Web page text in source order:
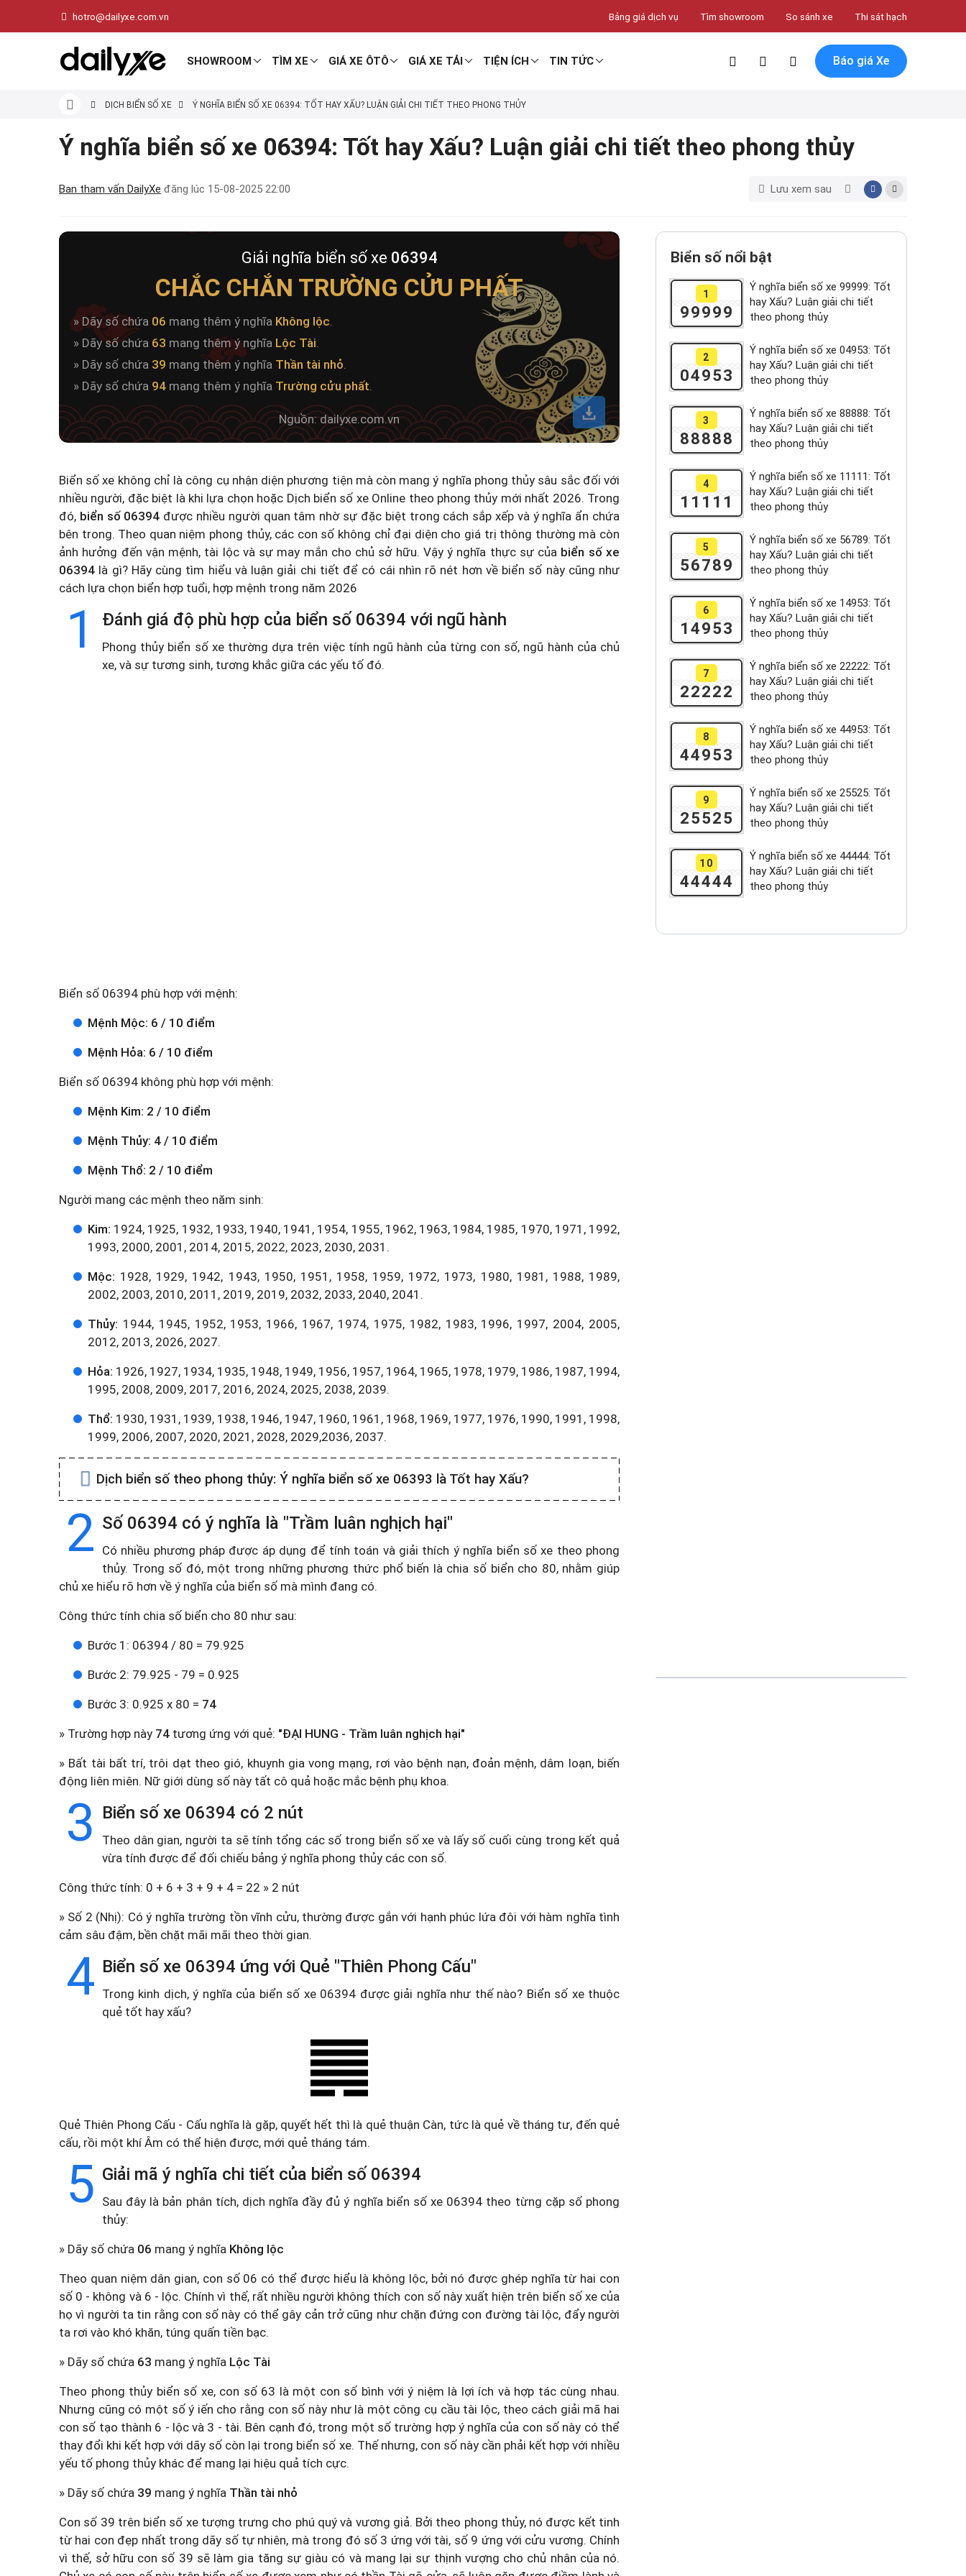
hotro@dailyxe.com.vn Bảng giá dịch vụ Tìm showroom So sánh xe Thi sát hạch
SHOWROOM TÌM XE GIÁ XE ÔTÔ GIÁ XE TẢI TIỆN ÍCH TIN TỨC Báo giá Xe
DỊCH BIỂN SỐ XE Ý NGHĨA BIỂN SỐ XE 06394: TỐT HAY XẤU? LUẬN GIẢI CHI TIẾT THEO PHONG THỦY
Ý nghĩa biển số xe 06394: Tốt hay Xấu? Luận giải chi tiết theo phong thủy
Ban tham vấn DailyXe đăng lúc 15-08-2025 22:00 Lưu xem sau
Giải nghĩa biển số xe 06394
CHẮC CHẮN TRƯỜNG CỬU PHẤT
» Dãy số chứa 06 mang thêm ý nghĩa Không lộc.
» Dãy số chứa 63 mang thêm ý nghĩa Lộc Tài.
» Dãy số chứa 39 mang thêm ý nghĩa Thần tài nhỏ.
» Dãy số chứa 94 mang thêm ý nghĩa Trường cửu phất.
Nguồn: dailyxe.com.vn
Biển số xe không chỉ là công cụ nhận diện phương tiện mà còn mang ý nghĩa phong thủy sâu sắc đối với
nhiều người, đặc biệt là khi lựa chọn hoặc Dịch biển số xe Online theo phong thủy mới nhất 2026. Trong
đó, biển số 06394 được nhiều người quan tâm nhờ sự đặc biệt trong cách sắp xếp và ý nghĩa ẩn chứa
bên trong. Theo quan niệm phong thủy, các con số không chỉ đại diện cho giá trị thông thường mà còn
ảnh hưởng đến vận mệnh, tài lộc và sự may mắn cho chủ sở hữu. Vậy ý nghĩa thực sự của biển số xe
06394 là gì? Hãy cùng tìm hiểu và luận giải chi tiết để có cái nhìn rõ nét hơn về biển số này cũng như
cách lựa chọn biển hợp tuổi, hợp mệnh trong năm 2026
1 Đánh giá độ phù hợp của biển số 06394 với ngũ hành
Phong thủy biển số xe thường dựa trên việc tính ngũ hành của từng con số, ngũ hành của chủ
xe, và sự tương sinh, tương khắc giữa các yếu tố đó.
Biển số 06394 phù hợp với mệnh:
Mệnh Mộc: 6 / 10 điểm
Mệnh Hỏa: 6 / 10 điểm
Biển số 06394 không phù hợp với mệnh:
Mệnh Kim: 2 / 10 điểm
Mệnh Thủy: 4 / 10 điểm
Mệnh Thổ: 2 / 10 điểm
Người mang các mệnh theo năm sinh:
Kim: 1924, 1925, 1932, 1933, 1940, 1941, 1954, 1955, 1962, 1963, 1984, 1985, 1970, 1971, 1992,
1993, 2000, 2001, 2014, 2015, 2022, 2023, 2030, 2031.
Mộc: 1928, 1929, 1942, 1943, 1950, 1951, 1958, 1959, 1972, 1973, 1980, 1981, 1988, 1989,
2002, 2003, 2010, 2011, 2019, 2019, 2032, 2033, 2040, 2041.
Thủy: 1944, 1945, 1952, 1953, 1966, 1967, 1974, 1975, 1982, 1983, 1996, 1997, 2004, 2005,
2012, 2013, 2026, 2027.
Hỏa: 1926, 1927, 1934, 1935, 1948, 1949, 1956, 1957, 1964, 1965, 1978, 1979, 1986, 1987, 1994,
1995, 2008, 2009, 2017, 2016, 2024, 2025, 2038, 2039.
Thổ: 1930, 1931, 1939, 1938, 1946, 1947, 1960, 1961, 1968, 1969, 1977, 1976, 1990, 1991, 1998,
1999, 2006, 2007, 2020, 2021, 2028, 2029,2036, 2037.
Dịch biển số theo phong thủy: Ý nghĩa biển số xe 06393 là Tốt hay Xấu?
2 Số 06394 có ý nghĩa là "Trầm luân nghịch hại"
Có nhiều phương pháp được áp dụng để tính toán và giải thích ý nghĩa biển số xe theo phong
thủy. Trong số đó, một trong những phương thức phổ biến là chia số biển cho 80, nhằm giúp
chủ xe hiểu rõ hơn về ý nghĩa của biển số mà mình đang có.
Công thức tính chia số biển cho 80 như sau:
Bước 1: 06394 / 80 = 79.925
Bước 2: 79.925 - 79 = 0.925
Bước 3: 0.925 x 80 = 74
» Trường hợp này 74 tương ứng với quẻ: "ĐẠI HUNG - Trầm luân nghịch hại"
» Bất tài bất trí, trôi dạt theo gió, khuynh gia vong mạng, rơi vào bệnh nạn, đoản mệnh, dâm loạn, biến
động liên miên. Nữ giới dùng số này tất cô quả hoặc mắc bệnh phụ khoa.
3 Biển số xe 06394 có 2 nút
Theo dân gian, người ta sẽ tính tổng các số trong biển số xe và lấy số cuối cùng trong kết quả
vừa tính được để đối chiếu bảng ý nghĩa phong thủy các con số.
Công thức tính: 0 + 6 + 3 + 9 + 4 = 22 » 2 nút
» Số 2 (Nhị): Có ý nghĩa trường tồn vĩnh cửu, thường được gắn với hạnh phúc lứa đôi với hàm nghĩa tình
cảm sâu đậm, bền chặt mãi mãi theo thời gian.
4 Biển số xe 06394 ứng với Quẻ "Thiên Phong Cấu"
Trong kinh dịch, ý nghĩa của biển số xe 06394 được giải nghĩa như thế nào? Biển số xe thuộc
quẻ tốt hay xấu?
Quẻ Thiên Phong Cấu - Cấu nghĩa là gặp, quyết hết thì là quẻ thuận Càn, tức là quẻ về tháng tư, đến quẻ
cấu, rồi một khí Âm có thể hiện được, mới quẻ tháng tám.
5 Giải mã ý nghĩa chi tiết của biển số 06394
Sau đây là bản phân tích, dịch nghĩa đầy đủ ý nghĩa biển số xe 06394 theo từng cặp số phong
thủy:
» Dãy số chứa 06 mang ý nghĩa Không lộc
Theo quan niệm dân gian, con số 06 có thể được hiểu là không lộc, bởi nó được ghép nghĩa từ hai con
số 0 - không và 6 - lộc. Chính vì thế, rất nhiều người không thích con số này xuất hiện trên biển số xe của
họ vì người ta tin rằng con số này có thể gây cản trở cũng như chặn đứng con đường tài lộc, đẩy người
ta rơi vào khó khăn, túng quấn tiền bạc.
» Dãy số chứa 63 mang ý nghĩa Lộc Tài
Theo phong thủy biển số xe, con số 63 là một con số bình với ý niệm là lợi ích và hợp tác cùng nhau.
Nhưng cũng có một số ý iến cho rằng con số này như là một công cụ cầu tài lộc, theo cách giải mã hai
con số tạo thành 6 - lộc và 3 - tài. Bên cạnh đó, trong một số trường hợp ý nghĩa của con số này có thể
thay đổi khi kết hợp với dãy số còn lại trong biển số xe. Thế nhưng, con số này cần phải kết hợp với nhiều
yếu tố phong thủy khác để mang lại hiệu quả tích cực.
» Dãy số chứa 39 mang ý nghĩa Thần tài nhỏ
Con số 39 trên biển số xe tượng trưng cho phú quý và vương giả. Bởi theo phong thủy, nó được kết tinh
từ hai con đẹp nhất trong dãy số tự nhiên, mà trong đó số 3 ứng với tài, số 9 ứng với cửu vương. Chính
vì thế, sở hữu con số 39 sẽ làm gia tăng sự giàu có và mang lại sự thịnh vượng cho chủ nhân của nó.
Biển số nổi bật
1
99999
Ý nghĩa biển số xe 99999: Tốt
hay Xấu? Luận giải chi tiết
theo phong thủy
2
04953
Ý nghĩa biển số xe 04953: Tốt
hay Xấu? Luận giải chi tiết
theo phong thủy
3
88888
Ý nghĩa biển số xe 88888: Tốt
hay Xấu? Luận giải chi tiết
theo phong thủy
4
11111
Ý nghĩa biển số xe 11111: Tốt
hay Xấu? Luận giải chi tiết
theo phong thủy
5
56789
Ý nghĩa biển số xe 56789: Tốt
hay Xấu? Luận giải chi tiết
theo phong thủy
6
14953
Ý nghĩa biển số xe 14953: Tốt
hay Xấu? Luận giải chi tiết
theo phong thủy
7
22222
Ý nghĩa biển số xe 22222: Tốt
hay Xấu? Luận giải chi tiết
theo phong thủy
8
44953
Ý nghĩa biển số xe 44953: Tốt
hay Xấu? Luận giải chi tiết
theo phong thủy
9
25525
Ý nghĩa biển số xe 25525: Tốt
hay Xấu? Luận giải chi tiết
theo phong thủy
10
44444
Ý nghĩa biển số xe 44444: Tốt
hay Xấu? Luận giải chi tiết
theo phong thủy